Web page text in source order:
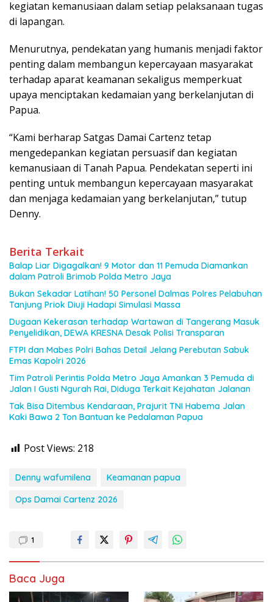
kegiatan kemanusiaan dalam setiap pelaksanaan tugas
di lapangan.
Menurutnya, pendekatan yang humanis menjadi faktor
penting dalam membangun kepercayaan masyarakat
terhadap aparat keamanan sekaligus memperkuat
upaya menciptakan kedamaian yang berkelanjutan di
Papua.
“Kami berharap Satgas Damai Cartenz tetap
mengedepankan kegiatan persuasif dan kegiatan
kemanusiaan di Tanah Papua. Pendekatan seperti ini
penting untuk membangun kepercayaan masyarakat
dan menjaga kedamaian yang berkelanjutan,” tutup
Denny.
Berita Terkait
Balap Liar Digagalkan! 9 Motor dan 11 Pemuda Diamankan
dalam Patroli Brimob Polda Metro Jaya
Bukan Sekadar Latihan! 50 Personel Dalmas Polres Pelabuhan
Tanjung Priok Diuji Hadapi Simulasi Massa
Dugaan Kekerasan terhadap Wartawan di Tangerang Masuk
Penyelidikan, DEWA KRESNA Desak Polisi Transparan
FTPI dan Mabes Polri Bahas Detail Jelang Perebutan Sabuk
Emas Kapolri 2026
Tim Patroli Perintis Polda Metro Jaya Amankan 3 Pemuda di
Jalan I Gusti Ngurah Rai, Diduga Terkait Kejahatan Jalanan
Tak Bisa Ditembus Kendaraan, Prajurit TNI Habema Jalan
Kaki Bawa 2 Ton Bantuan ke Pedalaman Papua
Post Views: 218
Denny wafumilena
Keamanan papua
Ops Damai Cartenz 2026
1
Baca Juga